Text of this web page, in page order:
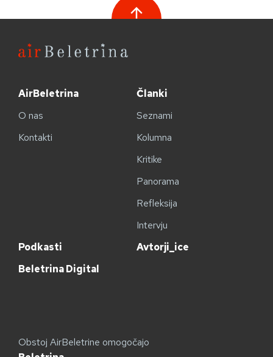
AirBeletrina
O nas
Kontakti
Članki
Seznami
Kolumna
Kritike
Panorama
Refleksija
Intervju
Podkasti
Avtorji_ice
Beletrina Digital
Obstoj AirBeletrine omogočajo